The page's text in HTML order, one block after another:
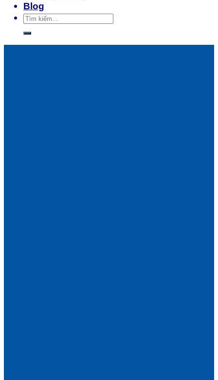
Blog